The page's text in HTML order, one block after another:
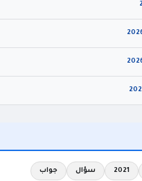
2021 سؤال جواب